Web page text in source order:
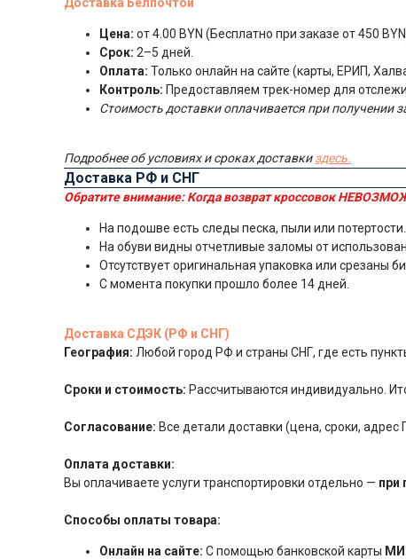
Цена: от 4.00 BYN (Бесплатно при заказе от 450
Срок: 2–5 дней.
Оплата: Только онлайн на сайте (карты, ЕРИП,
Контроль: Предоставляем трек-номер для
Стоимость доставки оплачивается при получении
Подробнее об условиях и сроках доставкиздесь.
Доставка РФ и СНГ
Обратите внимание:Когда возврат кроссовок
На подошве есть следы песка, пыли или потертости.
На обуви видны отчетливые заломы от
Отсутствует оригинальная упаковка или срезаны
С момента покупки прошло более 14 дней.
Доставка СДЭК (РФ и СНГ)
География: Любой город РФ и страны СНГ, где есть
Сроки и стоимость: Рассчитываются индивидуально.
Согласование: Все детали доставки (цена, сроки,
Оплата доставки:
Вы оплачиваете услуги транспортировки отдельно — при
Способы оплаты товара:
Онлайн на сайте: С помощью банковской карты